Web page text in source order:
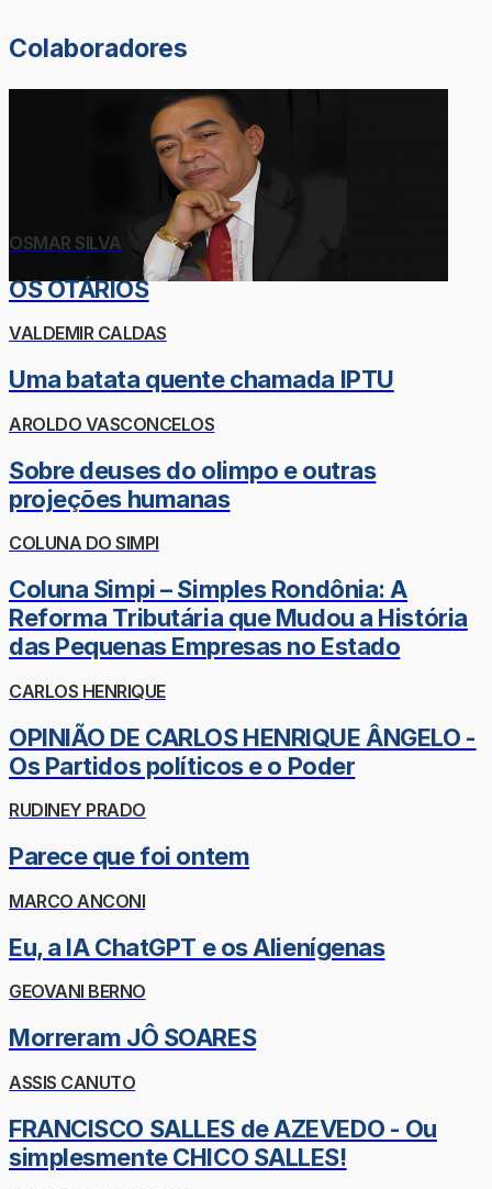
Colaboradores
OSMAR SILVA
OS OTÁRIOS
VALDEMIR CALDAS
Uma batata quente chamada IPTU
AROLDO VASCONCELOS
Sobre deuses do olimpo e outras
projeções humanas
COLUNA DO SIMPI
Coluna Simpi – Simples Rondônia: A
Reforma Tributária que Mudou a História
das Pequenas Empresas no Estado
CARLOS HENRIQUE
OPINIÃO DE CARLOS HENRIQUE ÂNGELO -
Os Partidos políticos e o Poder
RUDINEY PRADO
Parece que foi ontem
MARCO ANCONI
Eu, a IA ChatGPT e os Alienígenas
GEOVANI BERNO
Morreram JÔ SOARES
ASSIS CANUTO
FRANCISCO SALLES de AZEVEDO - Ou
simplesmente CHICO SALLES!